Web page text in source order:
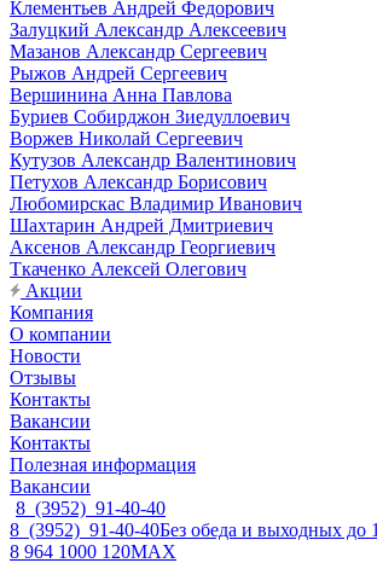
Клементьев Андрей Федорович
Залуцкий Александр Алексеевич
Мазанов Александр Сергеевич
Рыжов Андрей Сергеевич
Вершинина Анна Павлова
Буриев Собирджон Зиедуллоевич
Воржев Николай Сергеевич
Кутузов Александр Валентинович
Петухов Александр Борисович
Любомирскас Владимир Иванович
Шахтарин Андрей Дмитриевич
Аксенов Александр Георгиевич
Ткаченко Алексей Олегович
Акции
Компания
О компании
Новости
Отзывы
Контакты
Вакансии
Контакты
Полезная информация
Вакансии
8 (3952) 91-40-40
8 (3952) 91-40-40Без обеда и выходных до
8 964 1000 120MAX